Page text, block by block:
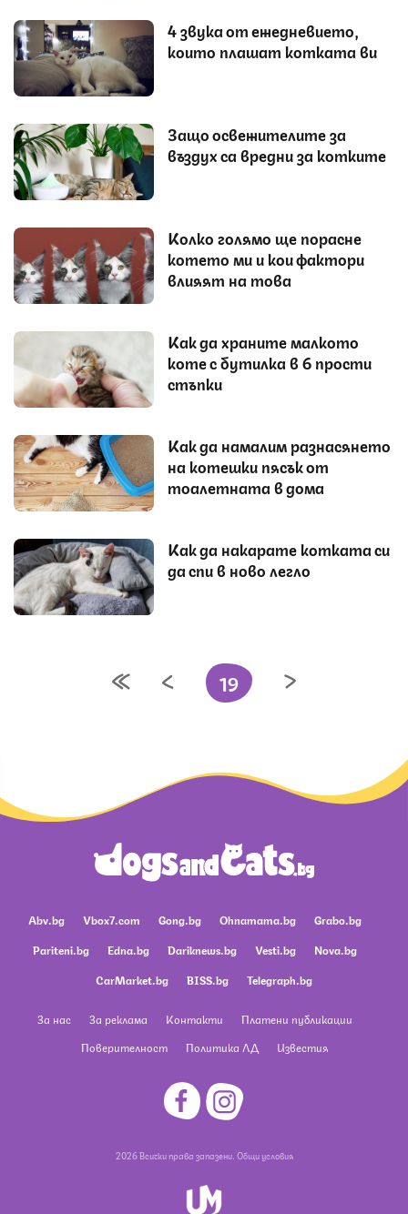
4 звука от ежедневието,
които плашат котката ви
Защо освежителите за
въздух са вредни за котките
Колко голямо ще порасне
котето ми и кои фактори
влияят на това
Как да храните малкото
коте с бутилка в 6 прости
стъпки
Как да намалим разнасянето
на котешки пясък от
тоалетната в дома
Как да накарате котката си
да спи в ново легло
19
Abv.bg Vbox7.com Gong.bg Ohnamama.bg
Grabo.bg
Pariteni.bg
Edna.bg Dariknews.bg Vesti.bg
Nova.bg
CarMarket.bg
BISS.bg Telegraph.bg
За нас За реклама Контакти
Платени публикации
Поверителност
Политика ЛД Известия
2026 Всички права запазени. Общи условия